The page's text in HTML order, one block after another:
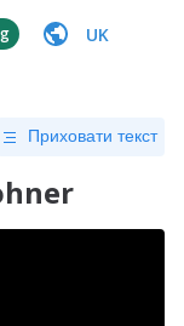
UK
Приховати текст